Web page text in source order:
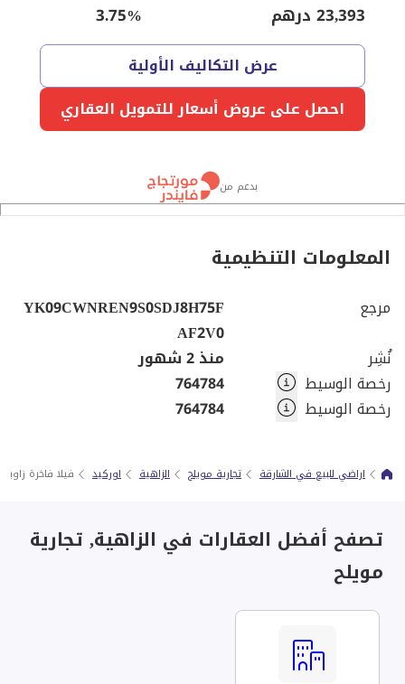
23,393 درهم 3.75%
عرض التكاليف الأولية
احصل على عروض أسعار للتمويل العقاري
بدعم من
المعلومات التنظيمية
مرجع
YK09CWNREN9S0SDJ8H75F
AF2V0
نُشِر
منذ 2 شهور
رخصة الوسيط
764784
رخصة الوسيط
764784
اراضي للبيع في الشارقة تجارية مويلح الزاهية اوركيد فيلا فاخرة
تصفح أفضل العقارات في الزاهية, تجارية
مويلح